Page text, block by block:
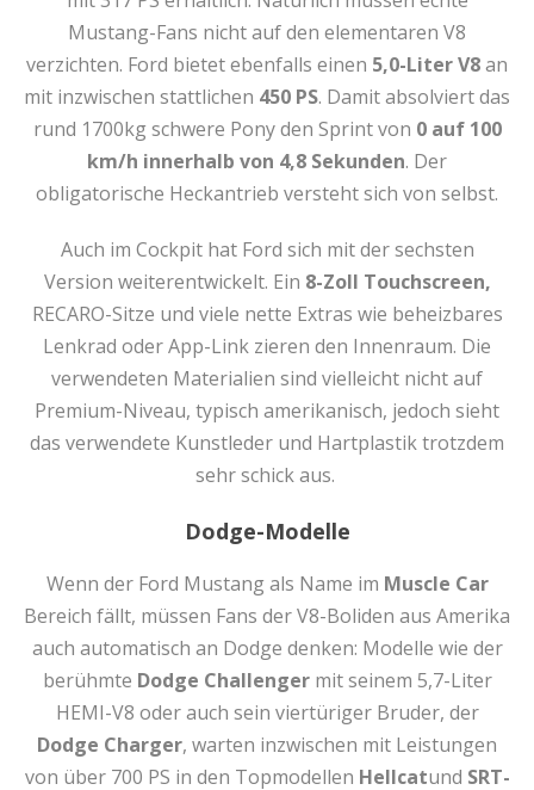
Mustang-Fans nicht auf den elementaren V8
verzichten. Ford bietet ebenfalls einen 5,0-Liter V8an
mit inzwischen stattlichen 450 PS. Damit absolviert das
rund 1700kg schwere Pony den Sprint von 0 auf 100
km/h innerhalb von 4,8 Sekunden. Der
obligatorische Heckantrieb versteht sich von selbst.
Auch im Cockpit hat Ford sich mit der sechsten
Version weiterentwickelt. Ein 8-Zoll Touchscreen,
RECARO-Sitze und viele nette Extras wie beheizbares
Lenkrad oder App-Link zieren den Innenraum. Die
verwendeten Materialien sind vielleicht nicht auf
Premium-Niveau, typisch amerikanisch, jedoch sieht
das verwendete Kunstleder und Hartplastik trotzdem
sehr schick aus.
Dodge-Modelle
Wenn der Ford Mustang als Name im Muscle Car
Bereich fällt, müssen Fans der V8-Boliden aus Amerika
auch automatisch an Dodge denken: Modelle wie der
berühmte Dodge Challengermit seinem 5,7-Liter
HEMI-V8 oder auch sein viertüriger Bruder, der
Dodge Charger, warten inzwischen mit Leistungen
von über 700 PS in den Topmodellen Hellcatund SRT-